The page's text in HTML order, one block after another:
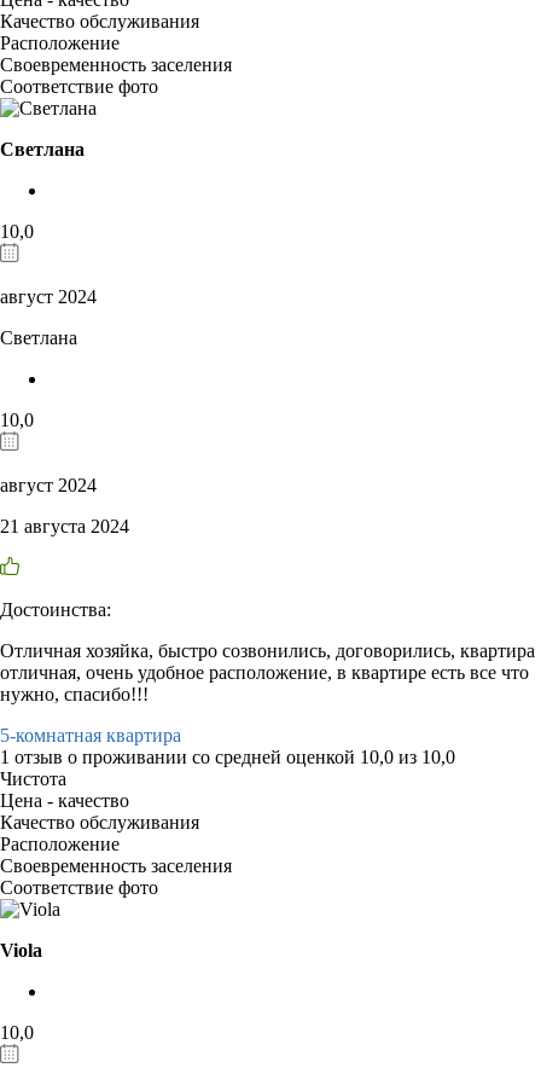
Качество обслуживания
Расположение
Своевременность заселения
Соответствие фото
Светлана
10,0
август 2024
Светлана
10,0
август 2024
21 августа 2024
Достоинства:
Отличная хозяйка, быстро созвонились, договорились, квартира
отличная, очень удобное расположение, в квартире есть все что
нужно, спасибо!!!
5-комнатная квартира
1 отзыв о проживании со средней оценкой 10,0 из 10,0
Чистота
Цена - качество
Качество обслуживания
Расположение
Своевременность заселения
Соответствие фото
Viola
10,0